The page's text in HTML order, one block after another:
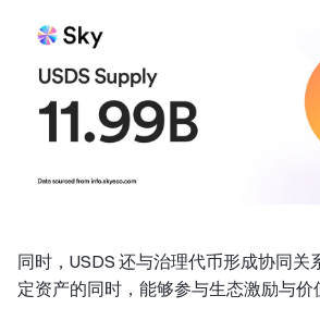
同时，USDS 还与治理代币形成协同关
定资产的同时，能够参与生态激励与价